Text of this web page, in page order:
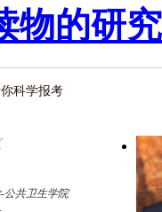
物的研
科学报考
-公共卫生学院